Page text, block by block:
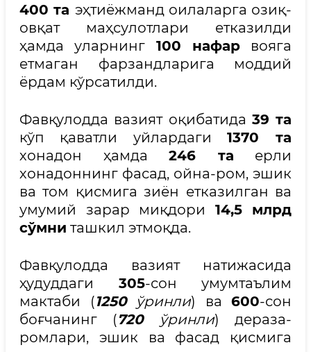
400 та эҳтиёжманд оилаларга озиқ-
овқат маҳсулотлари етказилди
ҳамда уларнинг 100 нафарвояга
етмаган фарзандларига моддий
ёрдам кўрсатилди.
Фавқулодда вазият оқибатида 39 та
кўп қаватли уйлардаги1370 та
хонадон ҳамда 246 та ерли
хонадоннинг фасад, ойна-ром, эшик
ва том қисмига зиён етказилган ва
умумий зарар миқдори 14,5 млрд
сўмни ташкил этмоқда.
Фавқулодда вазият натижасида
ҳудуддаги 305-сон умумтаълим
мактаби (1250ўринли) ва 600-сон
боғчанинг (720ўринли) дераза-
ромлари, эшик ва фасад қисмига